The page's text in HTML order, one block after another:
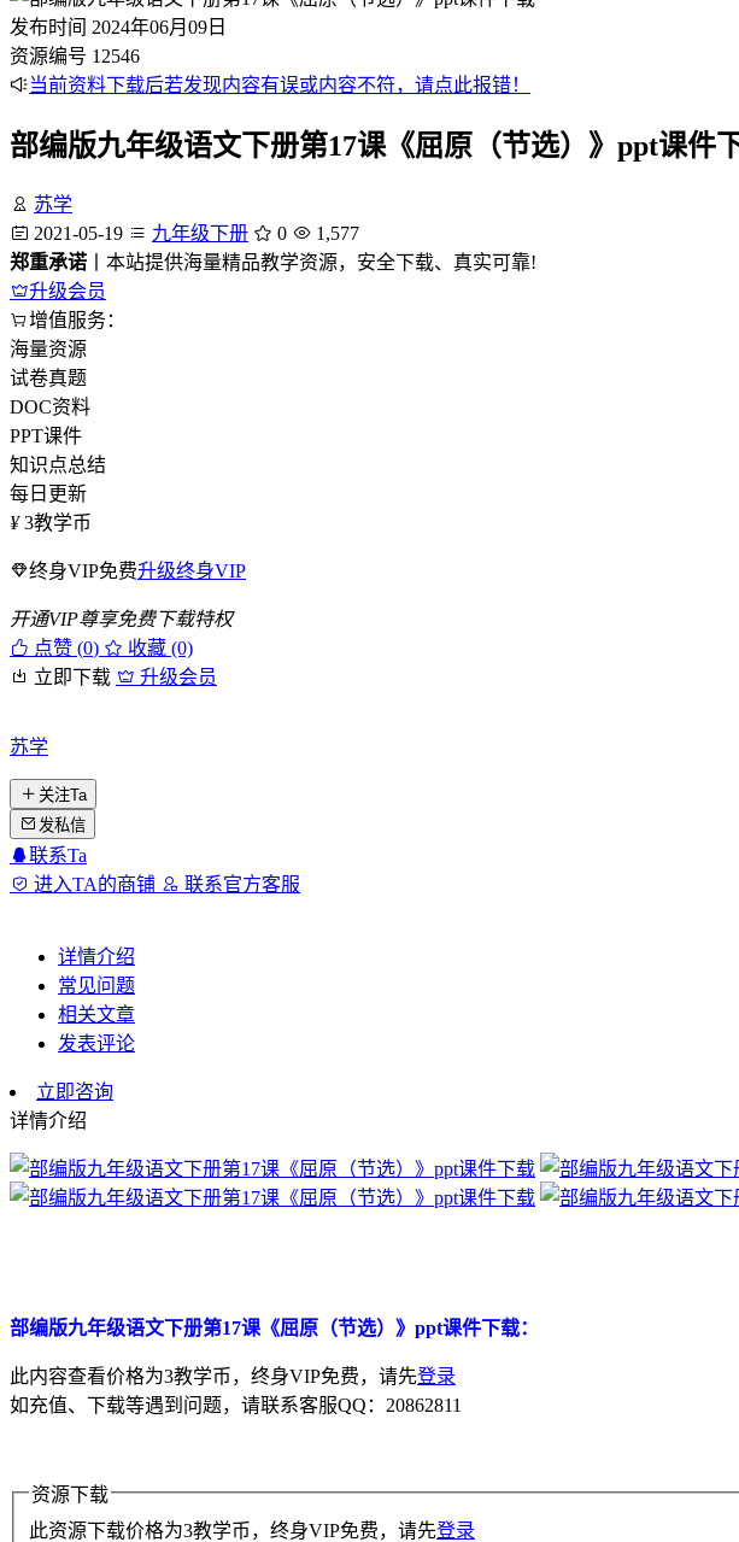
发布时间 2024年06月09日
资源编号 12546
当前资料下载后若发现内容有误或内容不符，请点此报错！
部编版九年级语文下册第17课《屈原（节选）》ppt课件
苏学
2021-05-19
九年级下册 0
1,577
郑重承诺 丨本站提供海量精品教学资源，安全下载、真实可靠!
升级会员
增值服务：
海量资源
试卷真题
DOC资料
PPT课件
知识点总结
每日更新
¥ 3教学币
终身VIP免费升级终身VIP
开通VIP尊享免费下载特权
点赞 (0)
收藏 (0)
立即下载
升级会员
苏学
关注Ta
发私信
联系Ta
进入TA的商铺
联系官方客服
详情介绍
常见问题
相关文章
发表评论
立即咨询
详情介绍
部编版九年级语文下册第17课《屈原（节选）》ppt课件下载：
此内容查看价格为3教学币，终身VIP免费，请先登录
如充值、下载等遇到问题，请联系客服QQ：20862811
资源下载
此资源下载价格为3教学币，终身VIP免费，请先登录